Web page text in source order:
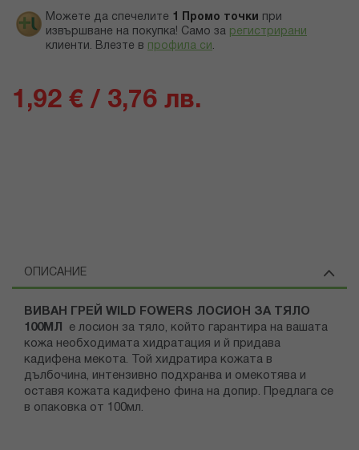
Можете да спечелите 1 Промо точки
при
извършване на покупка! Само за регистрирани
клиенти. Влезте в профила си .
1,92 € / 3,76 лв.
ОПИСАНИЕ
ВИВАН ГРЕЙ WILD FOWERS ЛОСИОН ЗА ТЯЛО
100МЛ е лосион за тяло, който гарантира на вашата
кожа необходимата хидратация и й придава
кадифена мекота. Той хидратира кожата в
дълбочина, интензивно подхранва и омекотява и
оставя кожата кадифено фина на допир. Предлага се
в опаковка от 100мл.